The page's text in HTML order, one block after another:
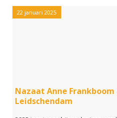
22 januari 2025
Nazaat Anne
Leidschendam